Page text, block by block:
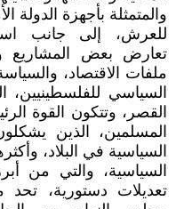
والمتمثلة بأجهزة الدولة
للعرش، إلى جانب
تعارض بعض المشاريع
ملفات الاقتصاد،
السياسي للفلسطينيين،
القصر، وتتكون القوة
المسلمين، الذين
السياسية في البلاد،
السياسية، والتي من
تعديلات دستورية،